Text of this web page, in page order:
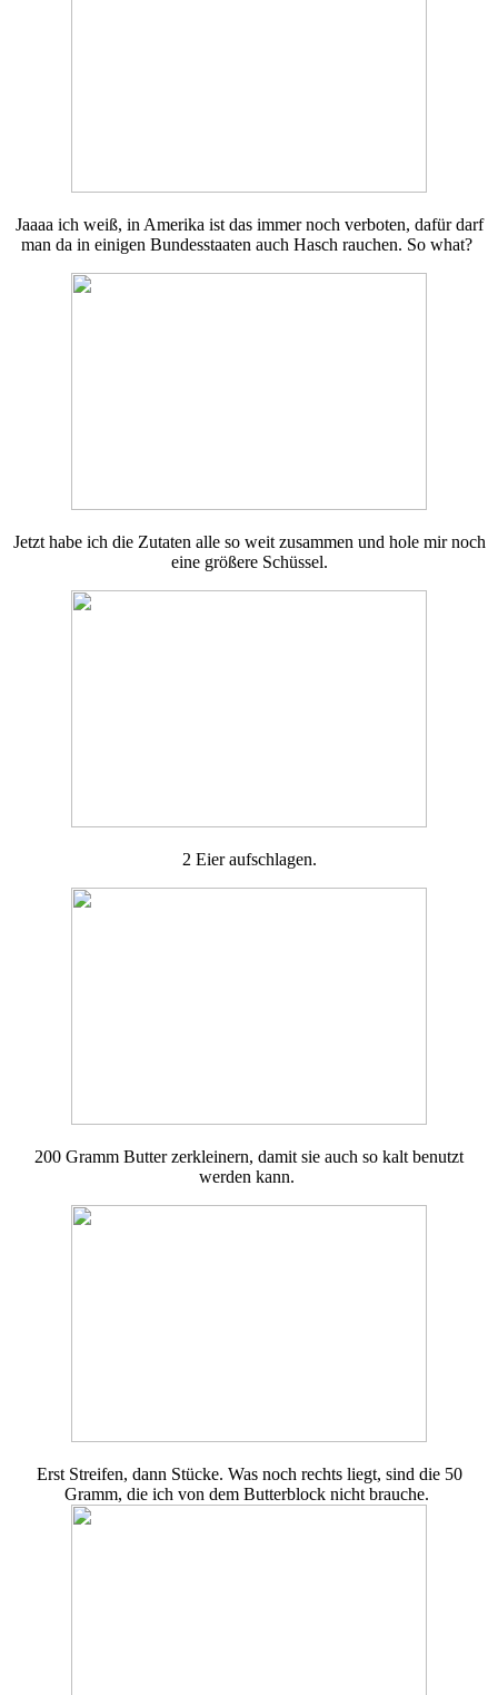
Jaaaa ich weiß, in Amerika ist das immer noch verboten, dafür darf
man da in einigen Bundesstaaten auch Hasch rauchen. So what?
Jetzt habe ich die Zutaten alle so weit zusammen und hole mir noch
eine größere Schüssel.
2 Eier aufschlagen.
200 Gramm Butter zerkleinern, damit sie auch so kalt benutzt
werden kann.
Erst Streifen, dann Stücke. Was noch rechts liegt, sind die 50
Gramm, die ich von dem Butterblock nicht brauche.